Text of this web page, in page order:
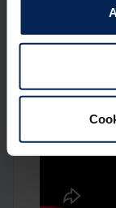
Disponible